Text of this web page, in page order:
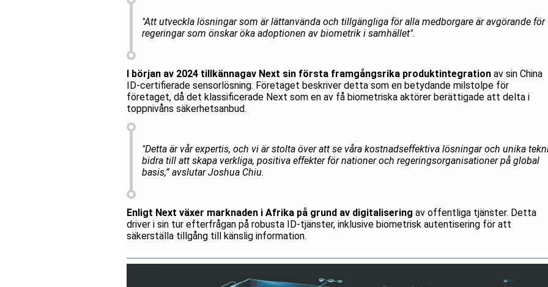
"Att utveckla lösningar som är lättanvända och tillgängliga för alla medborgare är avgörande för
regeringar som önskar öka adoptionen av biometrik i samhället".
I början av 2024 tillkännagav Next sin första framgångsrika produktintegration av sin China
ID-certifierade sensorlösning. Företaget beskriver detta som en betydande milstolpe för
företaget, då det klassificerade Next som en av få biometriska aktörer berättigade att delta i
toppnivåns säkerhetsanbud.
"Detta är vår expertis, och vi är stolta över att se våra kostnadseffektiva lösningar och unika
bidra till att skapa verkliga, positiva effekter för nationer och regeringsorganisationer på global
basis,” avslutar Joshua Chiu.
Enligt Next växer marknaden i Afrika på grund av digitalisering av offentliga tjänster. Detta
driver i sin tur efterfrågan på robusta ID-tjänster, inklusive biometrisk autentisering för att
säkerställa tillgång till känslig information.